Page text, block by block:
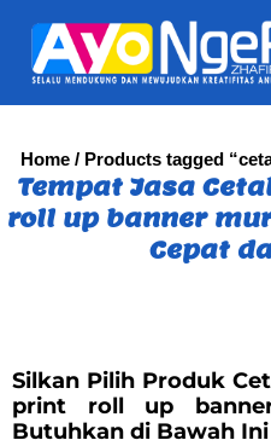
Home / Products tagged
Tempat Jasa
roll up banner
Cepat
Silkan Pilih Produk
print roll up
Butuhkan di Bawah Ini